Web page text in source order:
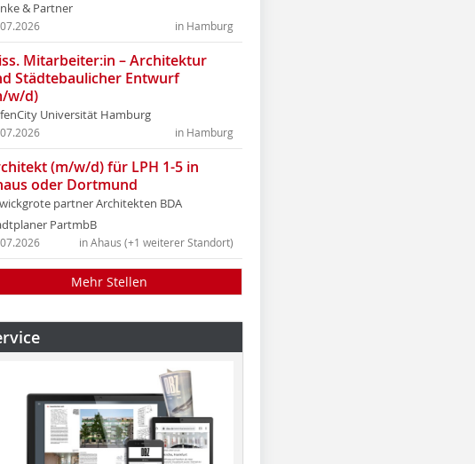
& Partner
in Hamburg
Mitarbeiter:in – Architektur
Städtebaulicher Entwurf
w/d)
Universität Hamburg
in Hamburg
(m/w/d) für LPH 1-5 in
oder Dortmund
partner Architekten BDA
PartmbB
in Ahaus (+1 weiterer Standort)
Mehr Stellen